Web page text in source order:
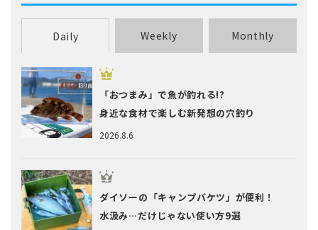
Daily Weekly Monthly
2026.8.6
「おつまみ」で魚が釣れる!?
身近な食材で楽しむ新発想の穴釣り
ダイソーの「キャンプバケツ」が便利！
水汲み…だけじゃない使い方9選